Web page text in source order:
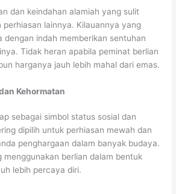
dan keindahan alamiah yang sulit
perhiasan lainnya. Kilauannya yang
dengan indah memberikan sentuhan
Tidak heran apabila peminat berlian
harganya jauh lebih mahal dari emas.
Kehormatan
sebagai simbol status sosial dan
dipilih untuk perhiasan mewah dan
penghargaan dalam banyak budaya.
menggunakan berlian dalam bentuk
lebih percaya diri.